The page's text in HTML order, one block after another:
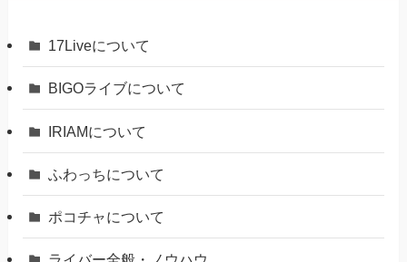
17Liveについて
BIGOライブについて
IRIAMについて
ふわっちについて
ポコチャについて